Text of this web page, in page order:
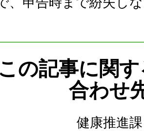
この記事に関
合わせ
健康推進課